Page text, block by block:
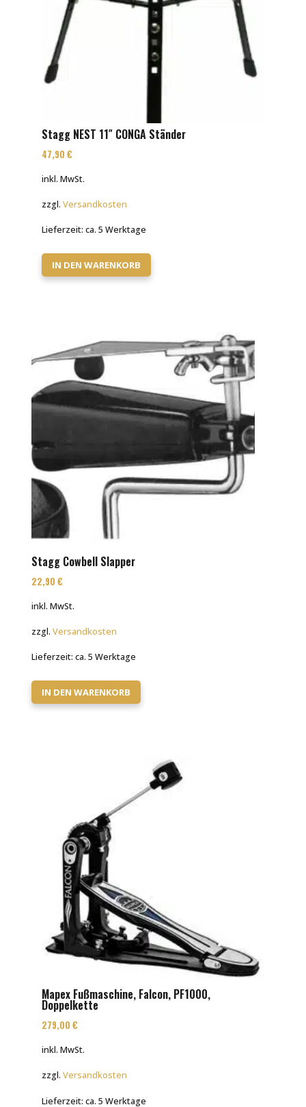
Stagg NEST 11″ CONGA Ständer
47,90 €
inkl. MwSt.
zzgl. Versandkosten
Lieferzeit: ca. 5 Werktage
IN DEN WARENKORB
Stagg Cowbell Slapper
22,90€
inkl. MwSt.
zzgl.Versandkosten
Lieferzeit:ca. 5 Werktage
IN DEN WARENKORB
Mapex Fußmaschine, Falcon, PF1000,
Doppelkette
279,00 €
inkl. MwSt.
zzgl. Versandkosten
Lieferzeit: ca. 5 Werktage